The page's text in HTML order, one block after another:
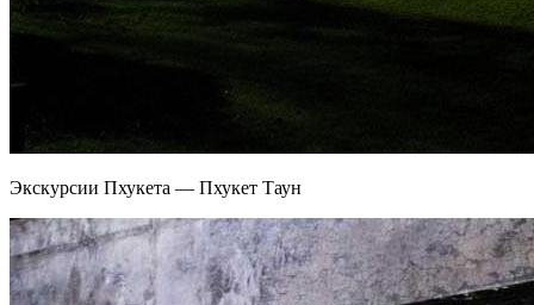
Экскурсии Пхукета — Пхукет Таун